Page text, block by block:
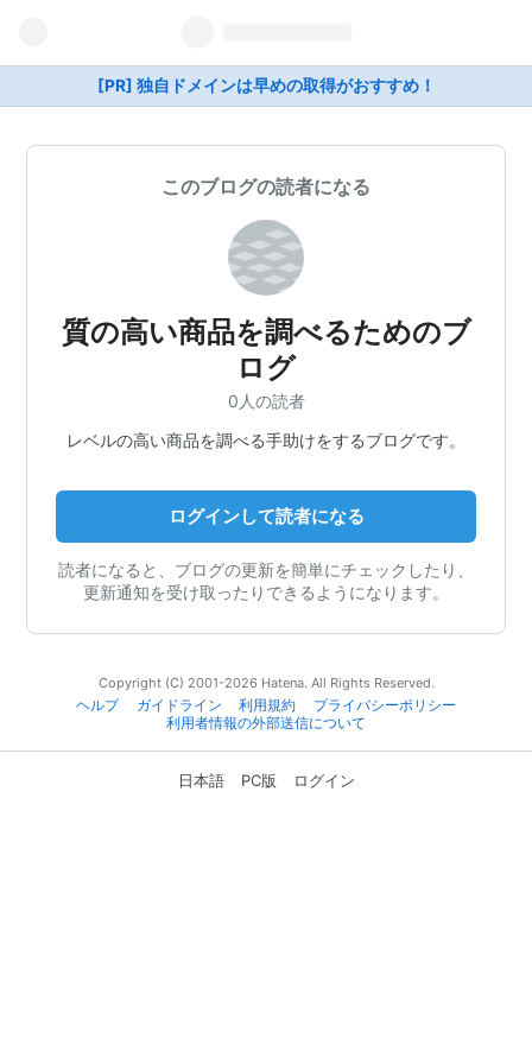
[PR] 独自ドメインは早めの取得がおすすめ！
このブログの読者になる
質の高い商品を調べるためのブ
ログ
0人の読者
レベルの高い商品を調べる手助けをするブログです。
ログインして読者になる
読者になると、ブログの更新を簡単にチェックしたり、
更新通知を受け取ったりできるようになります。
Copyright (C) 2001-2026 Hatena. All Rights Reserved.
ヘルプ
ガイドライン 利用規約
プライバシーポリシー
利用者情報の外部送信について
日本語 PC版 ログイン